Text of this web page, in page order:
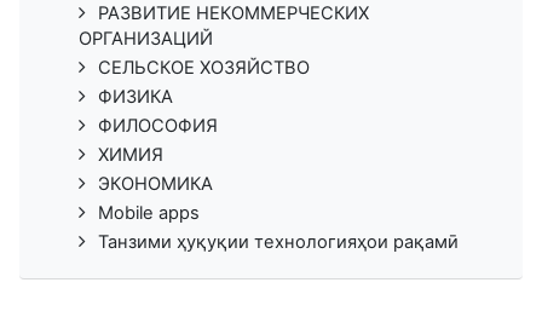
РАЗВИТИЕ НЕКОММЕРЧЕСКИХ
ОРГАНИЗАЦИЙ
СЕЛЬСКОЕ ХОЗЯЙСТВО
ФИЗИКА
ФИЛОСОФИЯ
ХИМИЯ
ЭКОНОМИКА
Mobile apps
Танзими ҳуқуқии технологияҳои рақамӣ